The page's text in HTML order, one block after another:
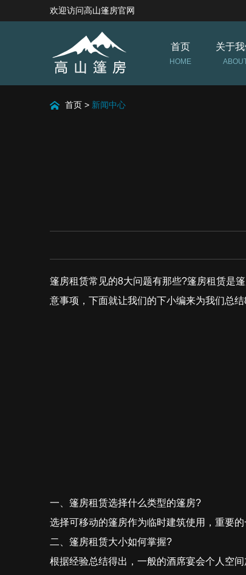
欢迎访问高山篷房官网
首页
HOME
关于
首页 > 新闻中心
篷房租赁常见的8大问题有那些?篷房租赁是
意事项，下面就让我们的下小编来为我们总
一、篷房租赁选择什么类型的篷房?
选择可移动的篷房作为临时建筑使用，重要
二、篷房租赁大小如何掌握?
根据经验总结得出，一般的酒席宴会个人空